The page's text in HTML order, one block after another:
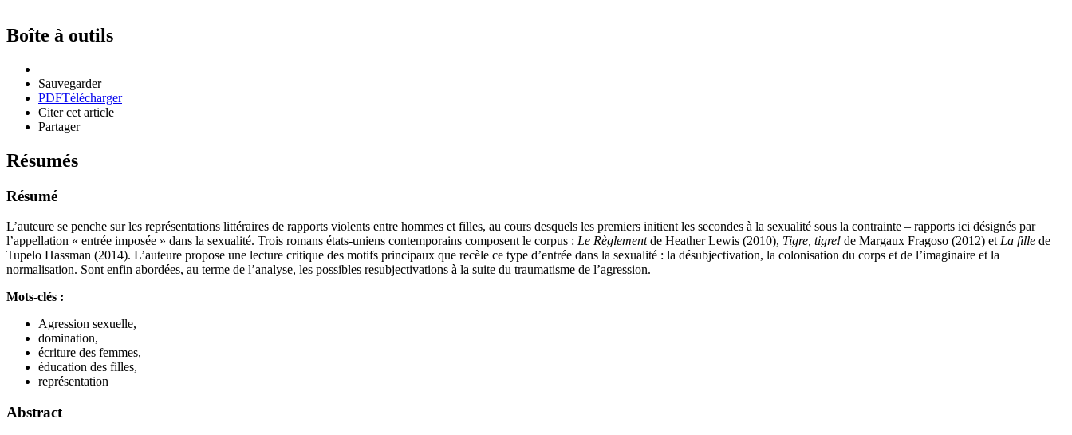
Boîte à outils
Sauvegarder
PDFTélécharger
Citer cet article
Partager
Résumés
Résumé
L’auteure se penche sur les représentations littéraires de rapports violents entre hommes et filles, au cours desquels les premiers initient les secondes à la sexualité sous la contrainte – rapports ici désignés par
l’appellation « entrée imposée » dans la sexualité. Trois romans états-uniens contemporains composent le corpus : Le Règlementde Heather Lewis (2010), Tigre, tigre! de Margaux Fragoso (2012) et La fille de
Tupelo Hassman (2014). L’auteure propose une lecture critique des motifs principaux que recèle ce type d’entrée dans la sexualité : la désubjectivation, la colonisation du corps et de l’imaginaire et la
normalisation. Sont enfin abordées, au terme de l’analyse, les possibles resubjectivations à la suite du traumatisme de l’agression.
Mots-clés :
Agression sexuelle,
domination,
écriture des femmes,
éducation des filles,
représentation
Abstract